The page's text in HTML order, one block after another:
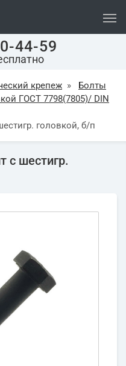
44-59
крепеж »
Болты
ГОСТ 7798(7805)/ DIN
головкой, б/п
с шестигр.